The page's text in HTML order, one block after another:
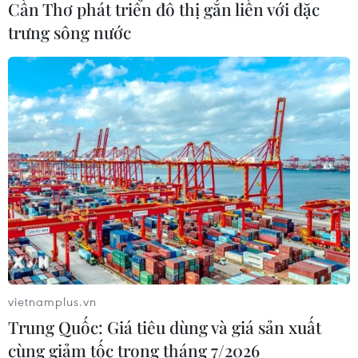
Hội đồng Bảo an đánh giá về mối đe
dọa của IS đối với hòa bình, an ninh
quốc tế
05/08/2026 23:15
Mỹ hoàn trả khoảng 100 tỷ USD thuế
quan sau phán quyết của Tòa án Tối
cao
05/08/2026 22:58
Cần Thơ phát triển đô thị gắn liền với đặc
trưng sông nước
vietnamplus.vn
Trung Quốc: Giá tiêu dùng và giá sản xuất
cùng giảm tốc trong tháng 7/2026